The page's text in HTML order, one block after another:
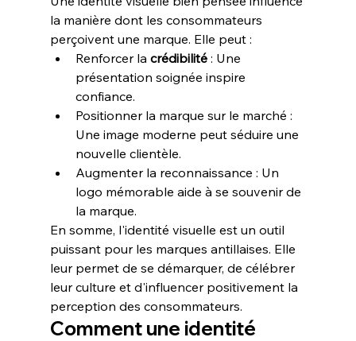
la manière dont les consommateurs
perçoivent une marque. Elle peut :
Renforcer la crédibilité : Une
présentation soignée inspire
confiance.
Positionner la marque sur le marché :
Une image moderne peut séduire une
nouvelle clientèle.
Augmenter la reconnaissance : Un
logo mémorable aide à se souvenir de
la marque.
En somme, l'identité visuelle est un outil
puissant pour les marques antillaises. Elle
leur permet de se démarquer, de célébrer
leur culture et d'influencer positivement la
perception des consommateurs.
Comment une identité